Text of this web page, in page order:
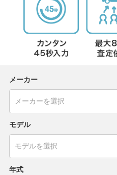
メーカー
モデル
年式